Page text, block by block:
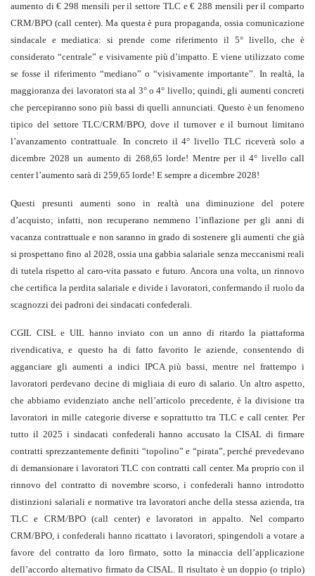
aumento di € 298 mensili per il settore TLC e € 288 mensili per il comparto
CRM/BPO (call center). Ma questa è pura propaganda, ossia comunicazione
sindacale e mediatica: si prende come riferimento il 5° livello, che è
considerato “centrale” e visivamente più d’impatto. E viene utilizzato come
se fosse il riferimento “mediano” o “visivamente importante”. In realtà, la
maggioranza dei lavoratori sta al 3° o 4° livello; quindi, gli aumenti concreti
che percepiranno sono più bassi di quelli annunciati. Questo è un fenomeno
tipico del settore TLC/CRM/BPO, dove il turnover e il burnout limitano
l’avanzamento contrattuale. In concreto il 4° livello TLC riceverà solo a
dicembre 2028 un aumento di 268,65 lorde! Mentre per il 4° livello call
center l’aumento sarà di 259,65 lorde! E sempre a dicembre 2028!
Questi presunti aumenti sono in realtà una diminuzione del potere
d’acquisto; infatti, non recuperano nemmeno l’inflazione per gli anni di
vacanza contrattuale e non saranno in grado di sostenere gli aumenti che già
si prospettano fino al 2028, ossia una gabbia salariale senza meccanismi reali
di tutela rispetto al caro-vita passato e futuro. Ancora una volta, un rinnovo
che certifica la perdita salariale e divide i lavoratori, confermando il ruolo da
scagnozzi dei padroni dei sindacati confederali.
CGIL CISL e UIL hanno inviato con un anno di ritardo la piattaforma
rivendicativa, e questo ha di fatto favorito le aziende, consentendo di
agganciare gli aumenti a indici IPCA più bassi, mentre nel frattempo i
lavoratori perdevano decine di migliaia di euro di salario. Un altro aspetto,
che abbiamo evidenziato anche nell’articolo precedente, è la divisione tra
lavoratori in mille categorie diverse e soprattutto tra TLC e call center. Per
tutto il 2025 i sindacati confederali hanno accusato la CISAL di firmare
contratti sprezzantemente definiti “topolino” e “pirata”, perché prevedevano
di demansionare i lavoratori TLC con contratti call center. Ma proprio con il
rinnovo del contratto di novembre scorso, i confederali hanno introdotto
distinzioni salariali e normative tra lavoratori anche della stessa azienda, tra
TLC e CRM/BPO (call center) e lavoratori in appalto. Nel comparto
CRM/BPO, i confederali hanno ricattato i lavoratori, spingendoli a votare a
favore del contratto da loro firmato, sotto la minaccia dell’applicazione
dell’accordo alternativo firmato da CISAL. Il risultato è un doppio (o triplo)